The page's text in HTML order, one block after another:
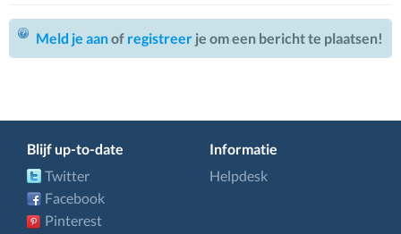
Meld je aanof registreer je om een bericht te plaatsen!
Blijf up-to-date
Twitter
Facebook
Pinterest
Informatie
Helpdesk